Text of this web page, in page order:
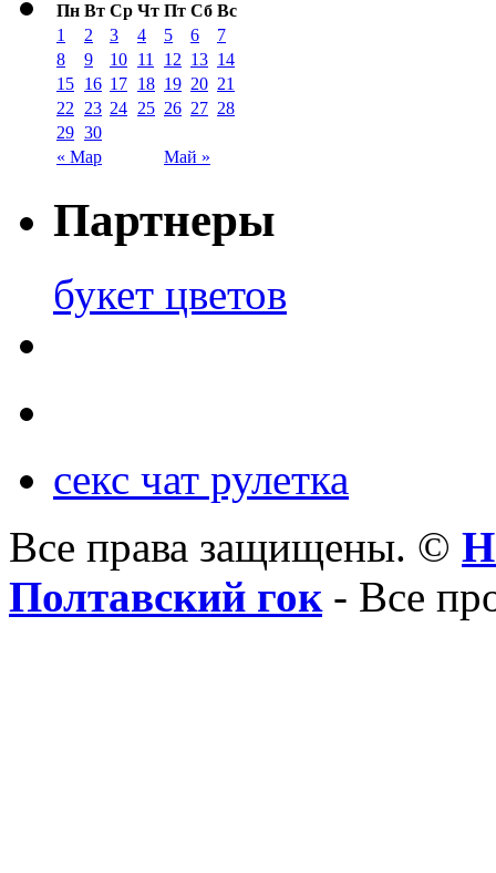
Пн Вт Ср Чт Пт Сб Вс
« Мар Май »
1 2 3 4 5 6
7
8
9 10 11 12 13 14
15 16 17 18 19 20 21
22
23 24 25 26 27 28
29 30
Партнеры
букет цветов
секс чат рулетка
Все права защищены. ©
Полтавский гок- Все